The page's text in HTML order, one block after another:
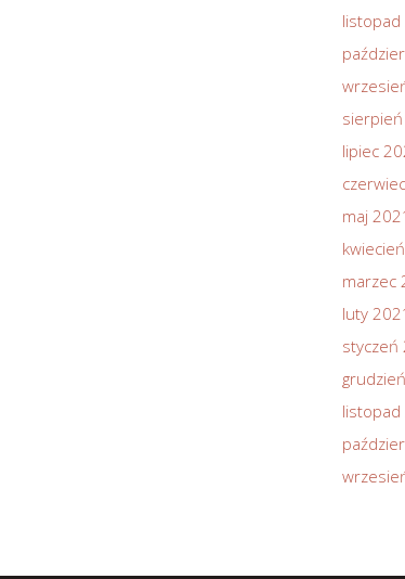
listopad
lipiec
maj
marzec
luty
styczeń